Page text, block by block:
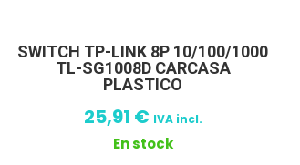
SWITCH TP-LINK 8P 10/100/1000
TL-SG1008D CARCASA
PLASTICO
25,91 € IVA incl.
En stock